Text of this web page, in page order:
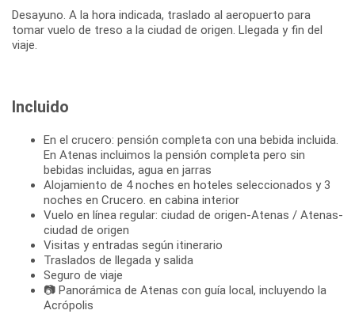
Desayuno. A la hora indicada, traslado al aeropuerto para
tomar vuelo de treso a la ciudad de origen. Llegada y fin del
viaje.
Incluido
En el crucero: pensión completa con una bebida incluida.
En Atenas incluimos la pensión completa pero sin
bebidas incluidas, agua en jarras
Alojamiento de 4 noches en hoteles seleccionados y 3
noches en Crucero. en cabina interior
Vuelo en línea regular: ciudad de origen-Atenas / Atenas-
ciudad de origen
Visitas y entradas según itinerario
Traslados de llegada y salida
Seguro de viaje
📷 Panorámica de Atenas con guía local, incluyendo la
Acrópolis